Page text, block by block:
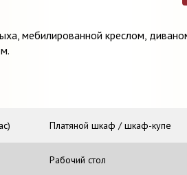
мебилированной креслом,
Платяной шкаф / шкаф-купе
Рабочий стол